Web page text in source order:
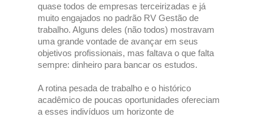
quase todos de empresas terceirizadas e já
muito engajados no padrão RV Gestão de
trabalho. Alguns deles (não todos) mostravam
uma grande vontade de avançar em seus
objetivos profissionais, mas faltava o que falta
sempre: dinheiro para bancar os estudos.
A rotina pesada de trabalho e o histórico
acadêmico de poucas oportunidades ofereciam
a esses indivíduos um horizonte de